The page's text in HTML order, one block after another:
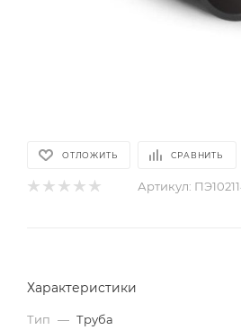
ОТЛОЖИТЬ СРАВНИТЬ
Артикул:
Характеристики
Тип — Труба